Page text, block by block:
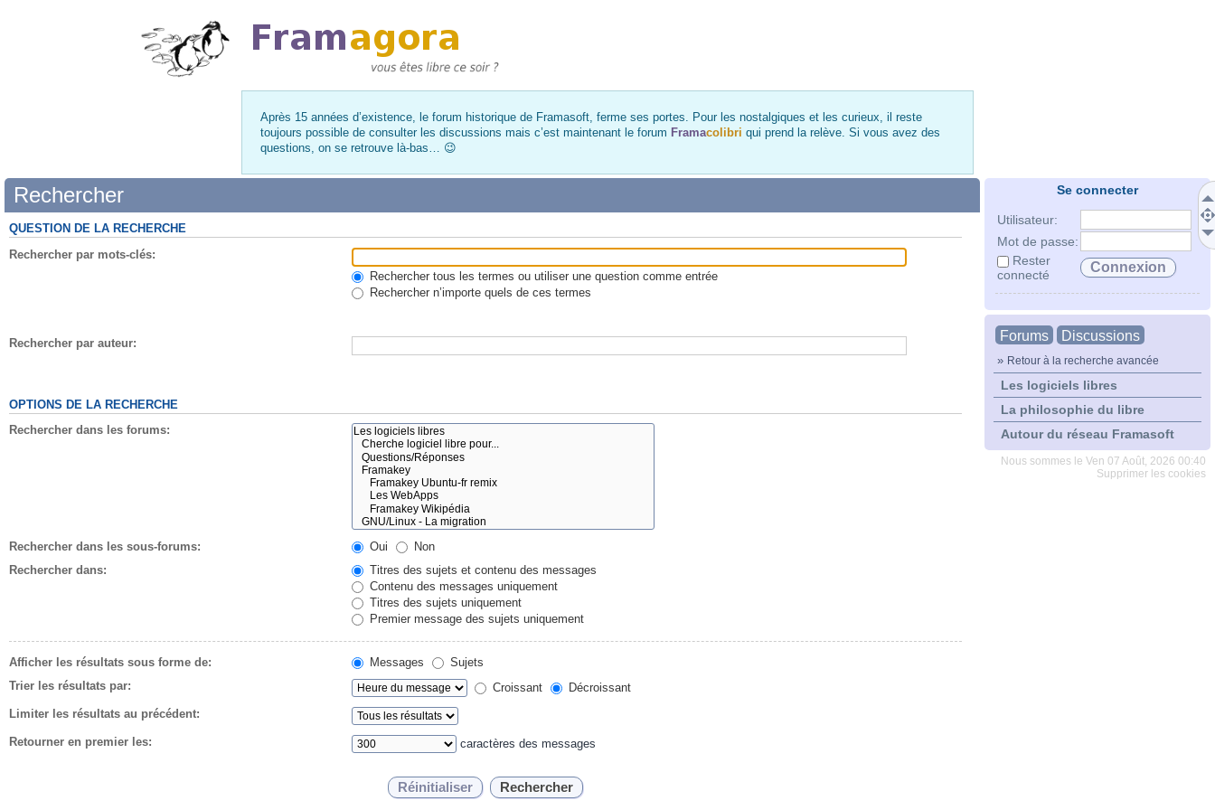
Après 15 années d’existence, le forum historique de Framasoft, ferme ses portes. Pour les nostalgiques et les curieux, il reste
toujours possible de consulter les discussions mais c’est maintenant le forum Framacolibri qui prend la relève. Si vous avez des
questions, on se retrouve là-bas… 😉
Se connecter
Utilisateur:
Mot de passe:
Rester
connecté
Forums Discussions
» Retour à la recherche avancée
Les logiciels libres
La philosophie du libre
Autour du réseau Framasoft
Nous sommes le Ven 07 Août, 2026 00:40
Supprimer les cookies
Rechercher
QUESTION DE LA RECHERCHE
Rechercher par mots-clés:
Rechercher tous les termes ou utiliser une question comme entrée
Rechercher n’importe quels de ces termes
Rechercher par auteur:
OPTIONS DE LA RECHERCHE
Rechercher dans les forums:
Rechercher dans les sous-forums: Oui
Non
Rechercher dans:
Titres des sujets et contenu des messages
Contenu des messages uniquement
Titres des sujets uniquement
Premier message des sujets uniquement
Afficher les résultats sous forme de: Messages
Sujets
Trier les résultats par:
Croissant
Décroissant
Limiter les résultats au précédent:
Retourner en premier les: caractères des messages